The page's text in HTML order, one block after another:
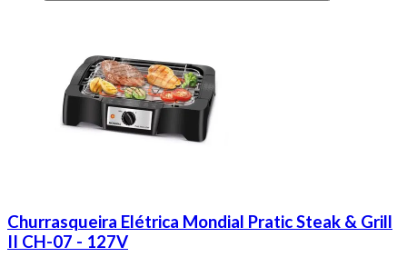
Churrasqueira Elétrica Mondial Pratic Steak & Grill
II CH-07 - 127V